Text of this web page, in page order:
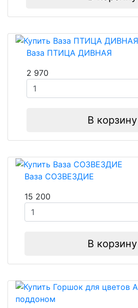
Ваза ПТИЦА ДИВНАЯ
2 970
В корзину
Ваза СОЗВЕЗДИЕ
15 200
В корзину